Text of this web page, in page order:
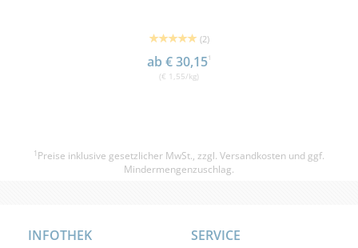
(2)
ab € 30,151
(€ 1,55/kg)
1 Preise inklusive gesetzlicher MwSt., zzgl. Versandkosten und ggf.
Mindermengenzuschlag.
INFOTHEK SERVICE